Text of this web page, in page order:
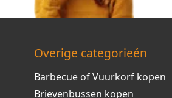
Overige categorieén
Barbecue of Vuurkorf kopen
Brievenbussen kopen